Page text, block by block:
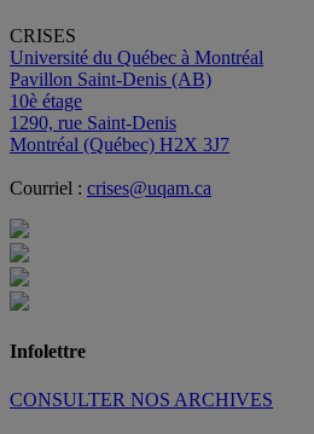
CRISES
Université du Québec à Montréal
Pavillon Saint-Denis (AB)
10è étage
1290, rue Saint-Denis
Montréal (Québec) H2X 3J7
Courriel : crises@uqam.ca
Infolettre
CONSULTER NOS ARCHIVES